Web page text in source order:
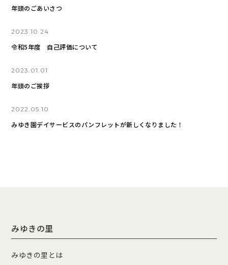
年頭のごあいさつ
2023.10.24
令和5年度 自己評価について
2023.01.01
年頭のご挨拶
2022.05.10
みゆき園デイサービスのパンフレットが新しくなりました！
みゆきの里
みゆきの里とは